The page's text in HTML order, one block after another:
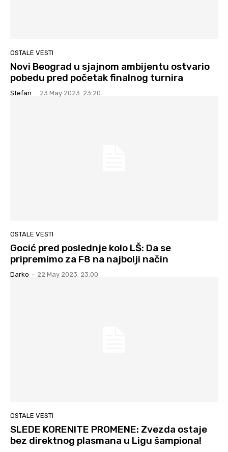
OSTALE VESTI
Novi Beograd u sjajnom ambijentu ostvario
pobedu pred početak finalnog turnira
Stefan - 23 May 2023. 23:20
OSTALE VESTI
Gocić pred poslednje kolo LŠ: Da se
pripremimo za F8 na najbolji način
Darko - 22 May 2023. 23:00
OSTALE VESTI
SLEDE KORENITE PROMENE: Zvezda ostaje
bez direktnog plasmana u Ligu šampiona!